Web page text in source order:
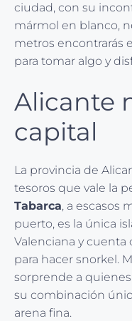
ciudad, con su
mármol en blanco,
metros encontrarás el
para tomar algo y
Alicante
capital
La provincia de
tesoros que vale la
Tabarca, a escasos
puerto, es la única
Valenciana y cuenta
para hacer snorkel.
sorprende a
su combinación
arena fina.